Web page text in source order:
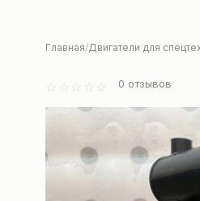
Главная Двигатели для
0 отзывов